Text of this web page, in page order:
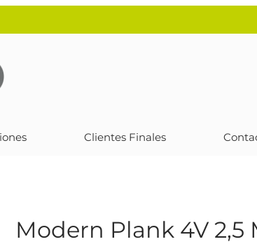
Clientes Finales
Modern Plank 4V 2,5